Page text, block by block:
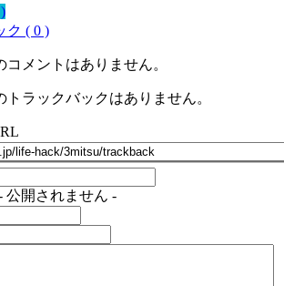
ク ( 0 )
コメントはありません。
トラックバックはありません。
公開されません -